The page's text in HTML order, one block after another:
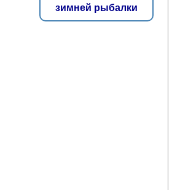
зимней рыбалки